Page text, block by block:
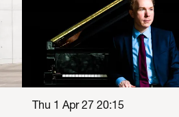
Thu 1 Apr 2720:15